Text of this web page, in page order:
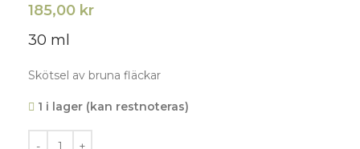
185,00 kr
30 ml
Skötsel av bruna fläckar
1 i lager (kan restnoteras)